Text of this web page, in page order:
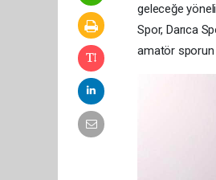
geleceğe
Spor, Darıca
amatör sporun